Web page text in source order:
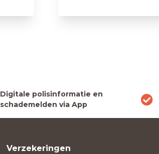
Digitale polisinformatie en
schademelden via App
Verzekeringen